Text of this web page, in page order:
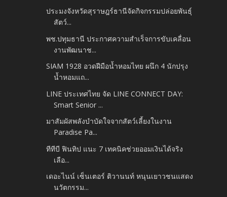
ประมงจังหวัดสุราษฎร์ธานีจัดกิจกรรมปล่อยพันธุ์
สัตว์...
พช.ปทุมธานี ประกาศความสำเร็จการขับเคลื่อน
งานพัฒนาช...
SIAM 1928 อวดฝีมือน้ำหอมไทย ผนึก 4 นักปรุง
น้ำหอมแถ...
LINE ประเทศไทย จัด LINE CONNECT DAY:
Smart Senior ...
มาสัมผัสพลังบำบัดใจจากสัตว์เลี้ยงในงาน
Paradise Pa...
ทีทีบี ฟินทิป แนะ 7 เทคนิคช่วยออมเงินได้จริง
เลือ...
เดอะไนน์ เซ็นเตอร์ ติวานนท์ หนุนเยาวชนแสดง
นวัตกรรม...